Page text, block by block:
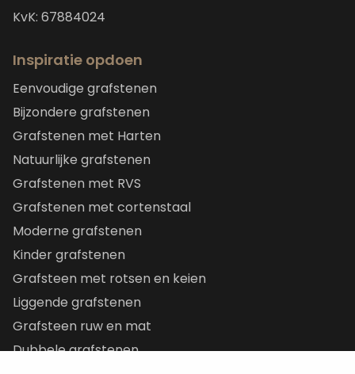
KvK: 67884024
Inspiratie opdoen
Eenvoudige grafstenen
Bijzondere grafstenen
Grafstenen met Harten
Natuurlijke grafstenen
Grafstenen met RVS
Grafstenen met cortenstaal
Moderne grafstenen
Kinder grafstenen
Grafsteen met rotsen en keien
Liggende grafstenen
Grafsteen ruw en mat
Dubbele grafstenen